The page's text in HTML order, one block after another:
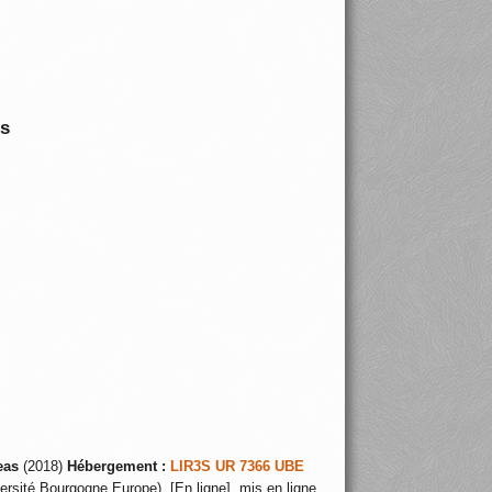
(2018) Hébergement : LIR3S UR 7366 UBE
Bourgogne Europe), [En ligne], mis en ligne